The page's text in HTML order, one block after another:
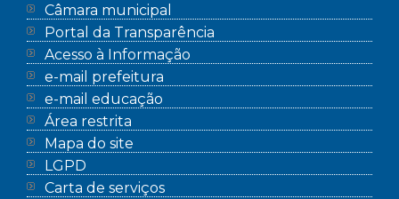
Câmara municipal
Portal da Transparência
Acesso à Informação
e-mail prefeitura
e-mail educação
Área restrita
Mapa do site
LGPD
Carta de serviços